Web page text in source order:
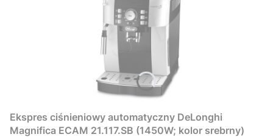
Ekspres ciśnieniowy automatyczny DeLonghi
Magnifica ECAM 21.117.SB (1450W; kolor srebrny)